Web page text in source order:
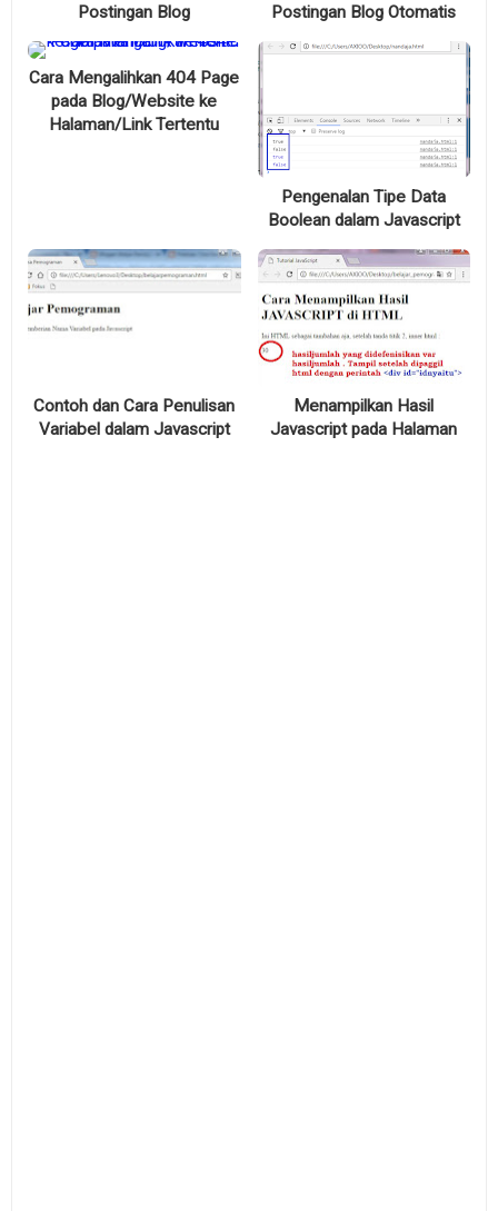
Postingan Blog
Postingan Blog Otomatis
Cara Mengalihkan 404 Page
pada Blog/Website ke
Halaman/Link Tertentu
Pengenalan Tipe Data
Boolean dalam Javascript
Contoh dan Cara Penulisan
Variabel dalam Javascript
Menampilkan Hasil
Javascript pada Halaman